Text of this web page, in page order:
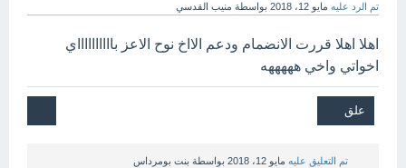
تم الرد عليه مايو 12، 2018 بواسطة منيب القدسي
اهلا اهلا قررت الانضمام ودعم الااخ نوح الاعز بااااااااااي
اخواتي واخي هههههه
تم التعليق عليه مايو 12، 2018 بواسطة بنت بومرداس